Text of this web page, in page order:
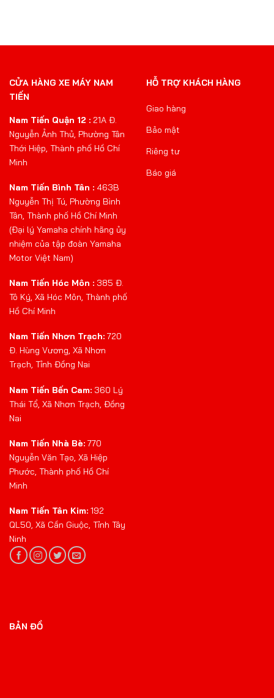
CỬA HÀNG XE MÁY NAM
TIẾN
Nam Tiến Quận 12 : 21A Đ.
Nguyễn Ảnh Thủ, Phường Tân
Thới Hiệp, Thành phố Hồ Chí
Minh
Nam Tiến Bình Tân : 463B
Nguyễn Thị Tú, Phường Bình
Tân, Thành phố Hồ Chí Minh
(Đại lý Yamaha chính hãng ủy
nhiệm của tập đoàn Yamaha
Motor Việt Nam)
Nam Tiến Hóc Môn : 385 Đ.
Tô Ký, Xã Hóc Môn, Thành phố
Hồ Chí Minh
Nam Tiến Nhơn Trạch: 720
Đ. Hùng Vương, Xã Nhơn
Trạch, Tỉnh Đồng Nai
Nam Tiến Bến Cam: 360 Lý
Thái Tổ, Xã Nhơn Trạch, Đồng
Nai
Nam Tiến Nhà Bè: 770
Nguyễn Văn Tạo, Xã Hiệp
Phước, Thành phố Hồ Chí
Minh
Nam Tiến Tân Kim: 192
QL50, Xã Cần Giuộc, Tỉnh Tây
Ninh
HỖ TRỢ KHÁCH HÀNG
Giao hàng
Bảo mật
Riêng tư
Báo giá
BẢN ĐỒ